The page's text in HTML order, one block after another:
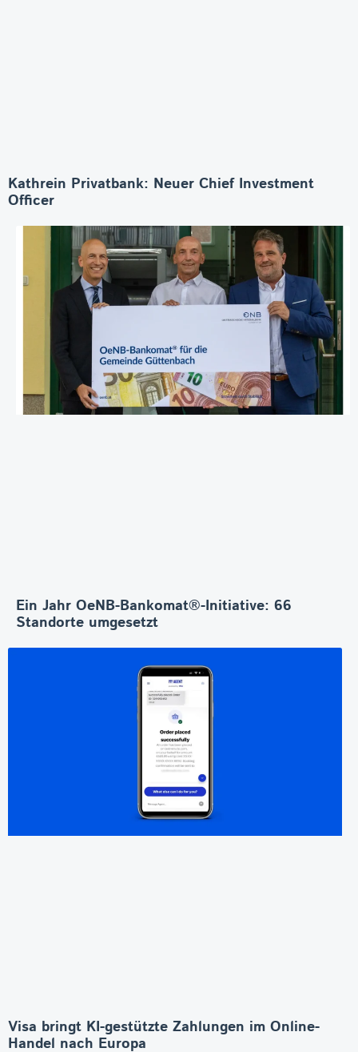
Kathrein Privatbank: Neuer Chief Investment
Officer
Ein Jahr OeNB-Bankomat®-Initiative: 66
Standorte umgesetzt
Visa bringt KI-gestützte Zahlungen im Online-
Handel nach Europa